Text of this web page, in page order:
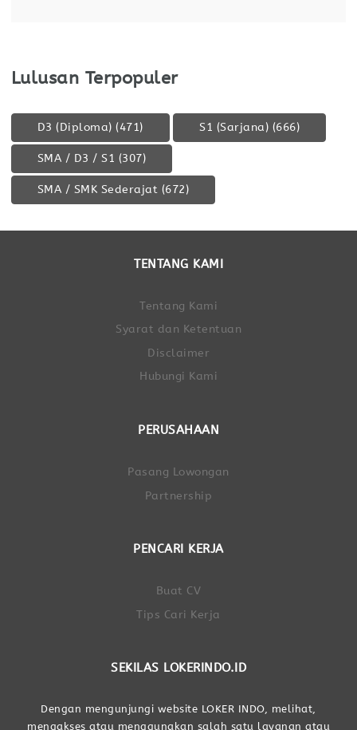
Lulusan Terpopuler
D3 (Diploma) (471) S1 (Sarjana) (666)
SMA / D3 / S1 (307)
SMA / SMK Sederajat (672)
TENTANG KAMI
Tentang Kami
Syarat dan Ketentuan
Disclaimer
Hubungi Kami
PERUSAHAAN
Pasang Lowongan
Partnership
PENCARI KERJA
Buat CV
Tips Cari Kerja
SEKILAS LOKERINDO.ID
Dengan mengunjungi website LOKER INDO, melihat,
mengakses atau menggunakan salah satu layanan atau